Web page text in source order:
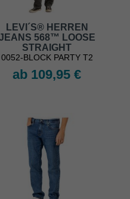
LEVI´S® HERREN
568™ LOOSE
STRAIGHT
0052-BLOCK PARTY T2
ab 109,95 €